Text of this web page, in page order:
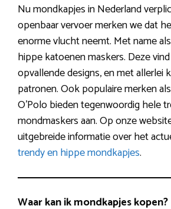
Nu mondkapjes in Nederland
openbaar vervoer merken we dat
enorme vlucht neemt. Met name
hippe katoenen maskers. Deze
opvallende designs, en met allerlei
patronen. Ook populaire merken
O’Polo bieden tegenwoordig hele
mondmaskers aan. Op onze
uitgebreide informatie over het
trendy en hippe mondkapjes.
Waar kan ik mondkapjes kopen?